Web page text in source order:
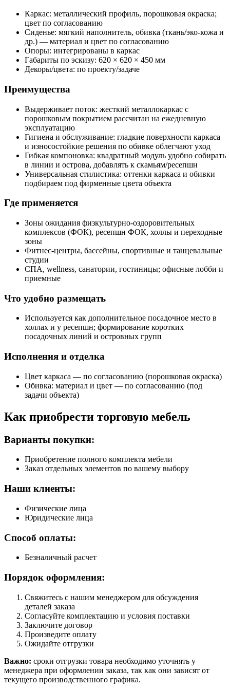
Каркас: металлический профиль, порошковая окраска;
цвет по согласованию
Сиденье: мягкий наполнитель, обивка (ткань/эко‑кожа и
др.) — материал и цвет по согласованию
Опоры: интегрированы в каркас
Габариты по эскизу: 620 × 620 × 450 мм
Декоры/цвета: по проекту/задаче
Преимущества
Выдерживает поток: жесткий металлокаркас с
порошковым покрытием рассчитан на ежедневную
эксплуатацию
Гигиена и обслуживание: гладкие поверхности каркаса
и износостойкие решения по обивке облегчают уход
Гибкая компоновка: квадратный модуль удобно собирать
в линии и острова, добавлять к скамьям/ресепшн
Универсальная стилистика: оттенки каркаса и обивки
подбираем под фирменные цвета объекта
Где применяется
Зоны ожидания физкультурно‑оздоровительных
комплексов (ФОК), ресепшн ФОК, холлы и переходные
зоны
Фитнес‑центры, бассейны, спортивные и танцевальные
студии
СПА, wellness, санатории, гостиницы; офисные лобби и
приемные
Что удобно размещать
Используется как дополнительное посадочное место в
холлах и у ресепшн; формирование коротких
посадочных линий и островных групп
Исполнения и отделка
Цвет каркаса — по согласованию (порошковая окраска)
Обивка: материал и цвет — по согласованию (под
задачи объекта)
Как приобрести торговую мебель
Варианты покупки:
Приобретение полного комплекта мебели
Заказ отдельных элементов по вашему выбору
Наши клиенты:
Физические лица
Юридические лица
Способ оплаты:
Безналичный расчет
Порядок оформления:
Свяжитесь с нашим менеджером для обсуждения
деталей заказа
Согласуйте комплектацию и условия поставки
Заключите договор
Произведите оплату
Ожидайте отгрузки
Важно: сроки отгрузки товара необходимо уточнять у
менеджера при оформлении заказа, так как они зависят от
текущего производственного графика.